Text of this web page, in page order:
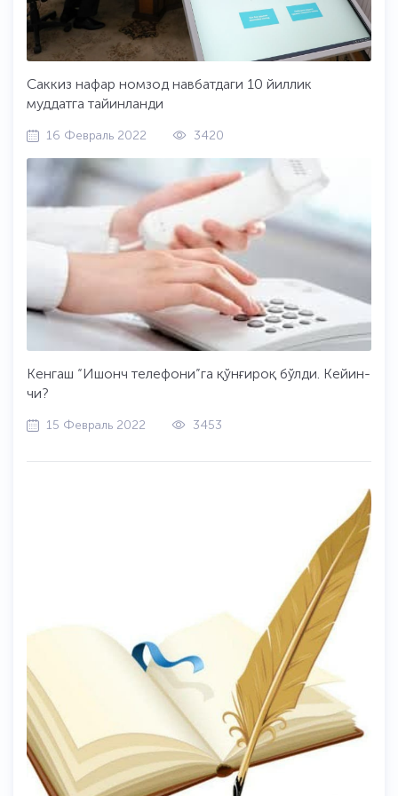
қилинган ҳурматсизликдир. Бу қонун бўйича
жавобгарликни келтириб чиқаришни эслатган ҳолда
даъвогарга юқори суд инстанциясига шикоят қилиш
тавсия этилади. Судьялар олий кенгаши матбуот
хизмати
Саккиз нафар номзод навбатдаги 10 йиллик
муддатга тайинланди
16 Февраль 2022 3420
Кенгаш “Ишонч телефони”га қўнғироқ бўлди. Кейин-
чи?
15 Февраль 2022 3453